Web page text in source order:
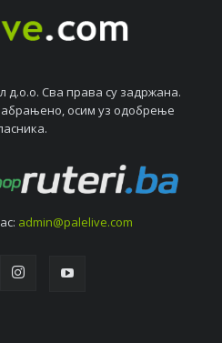
д.о.о. Сва права су задржана.
осим уз одобрeњe
admin@palelive.com